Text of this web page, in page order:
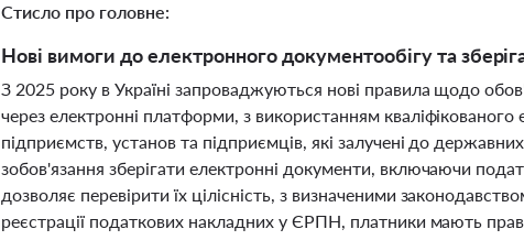
Стисло про головне:
Нові вимоги до електронного документообігу та
З 2025 року в Україні запроваджуються нові правила щодо
через електронні платформи, з використанням
підприємств, установ та підприємців, які залучені до
зобов'язання зберігати електронні документи, включаючи
дозволяє перевірити їх цілісність, з визначеними
реєстрації податкових накладних у ЄРПН, платники мають